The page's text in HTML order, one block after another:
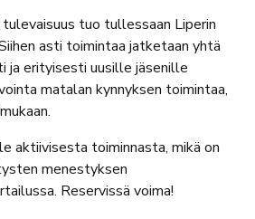
tuo tullessaan Liperin
asti toimintaa jatketaan yhtä
ja erityisesti uusille jäsenille
matalan kynnyksen toimintaa,
aktiivisesta toiminnasta, mikä on
menestyksen
Reservissä voima!